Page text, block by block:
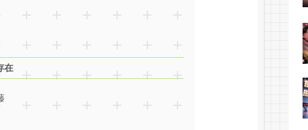
在